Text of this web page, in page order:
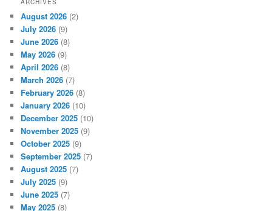
ARCHIVES
August 2026 (2)
July 2026 (9)
June 2026 (8)
May 2026 (9)
April 2026 (8)
March 2026 (7)
February 2026 (8)
January 2026 (10)
December 2025 (10)
November 2025 (9)
October 2025 (9)
September 2025 (7)
August 2025 (7)
July 2025 (9)
June 2025 (7)
May 2025 (8)